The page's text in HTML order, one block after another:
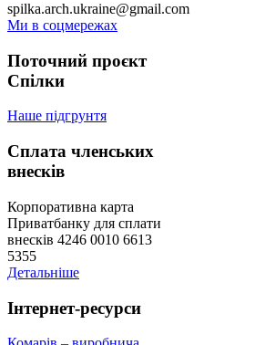
spilka.arch.ukraine@gmail.com
Ми в соцмережах
Поточний проєкт
Спілки
Наше підгрунтя
Сплата членських
внесків
Корпоративна карта
Приватбанку для сплати
внесків 4246 0010 6613
5355
Детальніше
Інтернет-ресурси